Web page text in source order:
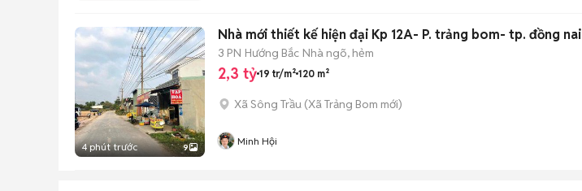
4 phút trước 9
Nhà mới thiết kế hiện đại Kp 12A- P. trảng bom- tp. đồng nai
3 PN Hướng Bắc Nhà ngõ, hẻm
2,3 tỷ 19 tr/m² 120 m²
Xã Sông Trầu (Xã Trảng Bom mới)
Minh Hội